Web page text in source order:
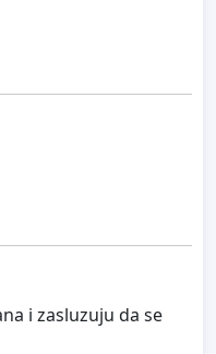
i zasluzuju da se